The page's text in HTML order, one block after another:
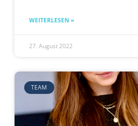
WEITERLESEN »
27. August 2022
TEAM